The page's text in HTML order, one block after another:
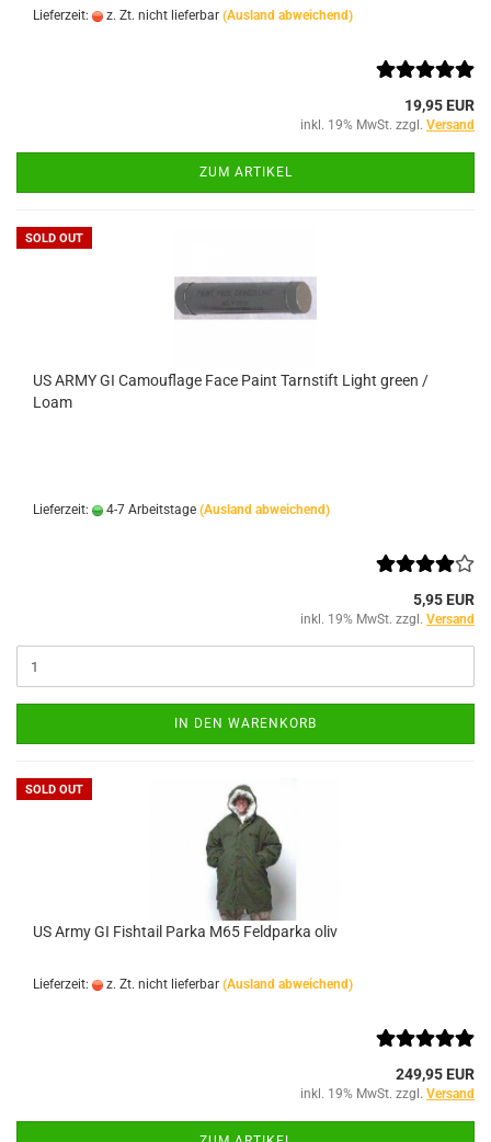
Lieferzeit: z. Zt. nicht lieferbar (Ausland abweichend)
19,95 EUR
inkl. 19% MwSt. zzgl. Versand
ZUM ARTIKEL
SOLD OUT
US ARMY GI Camouflage Face Paint Tarnstift Light green /
Loam
Lieferzeit: 4-7 Arbeitstage (Ausland abweichend)
5,95 EUR
inkl. 19% MwSt. zzgl. Versand
IN DEN WARENKORB
SOLD OUT
US Army GI Fishtail Parka M65 Feldparka oliv
Lieferzeit: z. Zt. nicht lieferbar (Ausland abweichend)
249,95 EUR
inkl. 19% MwSt. zzgl. Versand